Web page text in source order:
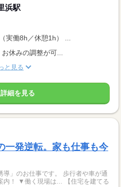
浜駅
実働8h／休憩1h） ...
休みの調整が可...
と見る
細を見る
一発逆転。家も仕事も今
事です。 歩行者や車が通
建てる